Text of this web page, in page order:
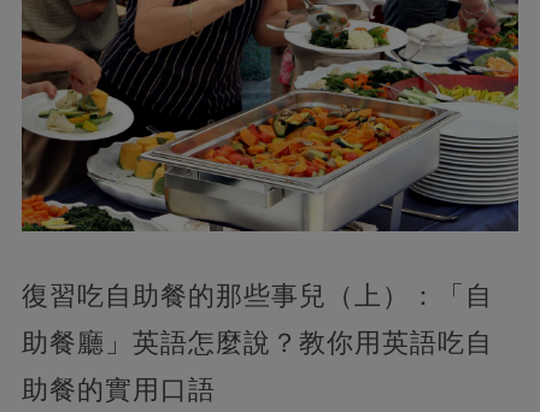
復習吃自助餐的那些事兒（上）：「自
助餐廳」英語怎麼說？教你用英語吃自
助餐的實用口語